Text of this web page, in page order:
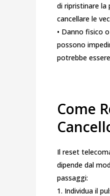
di ripristinare la
cancellare le
• Danno fisico
possono
potrebbe
Come
Il reset
dipende dal
passaggi:
1. Individua il